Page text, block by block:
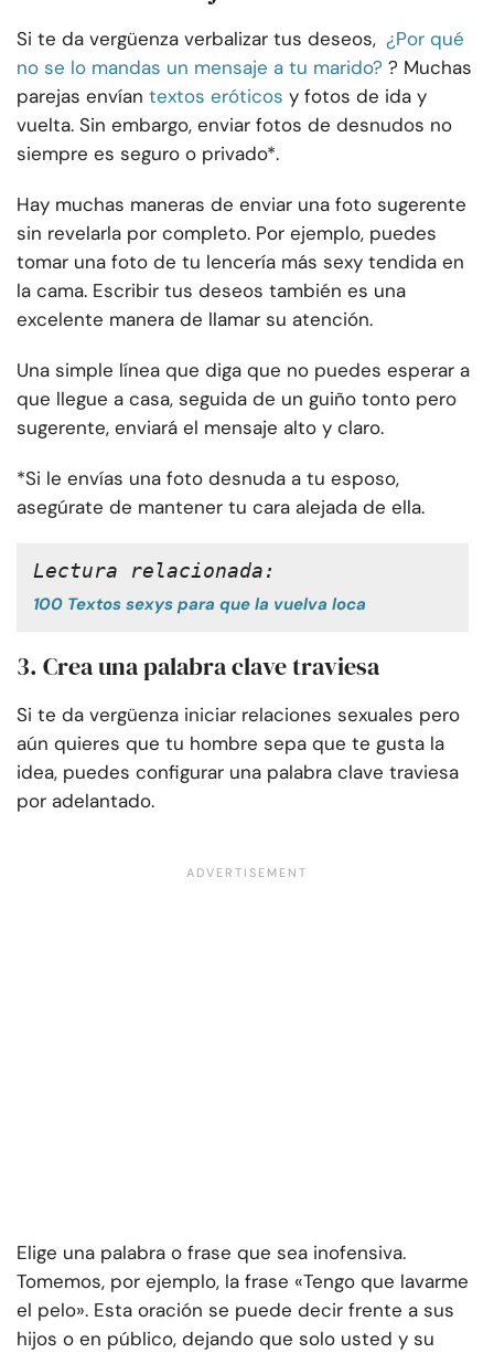
Si te da vergüenza verbalizar tus deseos, ¿Por qué
no se lo mandas un mensaje a tu marido? ? Muchas
parejas envían textos eróticos y fotos de ida y
vuelta. Sin embargo, enviar fotos de desnudos no
siempre es seguro o privado*.
Hay muchas maneras de enviar una foto sugerente
sin revelarla por completo. Por ejemplo, puedes
tomar una foto de tu lencería más sexy tendida en
la cama. Escribir tus deseos también es una
excelente manera de llamar su atención.
Una simple línea que diga que no puedes esperar a
que llegue a casa, seguida de un guiño tonto pero
sugerente, enviará el mensaje alto y claro.
*Si le envías una foto desnuda a tu esposo,
asegúrate de mantener tu cara alejada de ella.
Lectura relacionada:
100 Textos sexys para que la vuelva loca
3. Crea una palabra clave traviesa
Si te da vergüenza iniciar relaciones sexuales pero
aún quieres que tu hombre sepa que te gusta la
idea, puedes configurar una palabra clave traviesa
por adelantado.
Elige una palabra o frase que sea inofensiva.
Tomemos, por ejemplo, la frase «Tengo que lavarme
el pelo». Esta oración se puede decir frente a sus
hijos o en público, dejando que solo usted y su